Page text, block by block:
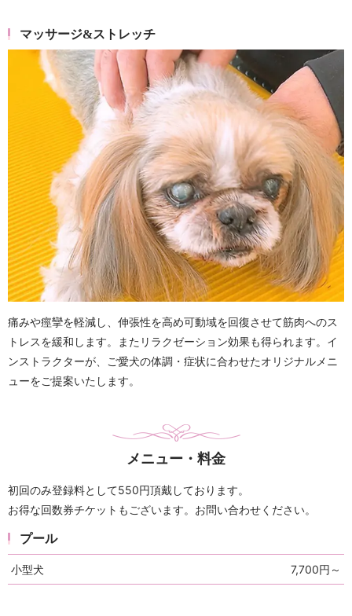
マッサージ&ストレッチ
痛みや痙攣を軽減し、伸張性を高め可動域を回復させて筋肉へのス
トレスを緩和します。またリラクゼーション効果も得られます。イ
ンストラクターが、ご愛犬の体調・症状に合わせたオリジナルメニ
ューをご提案いたします。
メニュー・料金
初回のみ登録料として550円頂戴しております。
お得な回数券チケットもございます。お問い合わせください。
プール
小型犬 7,700円～